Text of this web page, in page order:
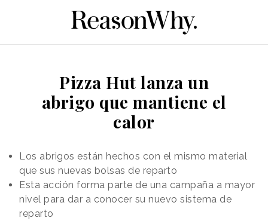
Pizza Hut lanza un
abrigo que mantiene el
calor
Los abrigos están hechos con el mismo material
que sus nuevas bolsas de reparto
Esta acción forma parte de una campaña a mayor
nivel para dar a conocer su nuevo sistema de
reparto